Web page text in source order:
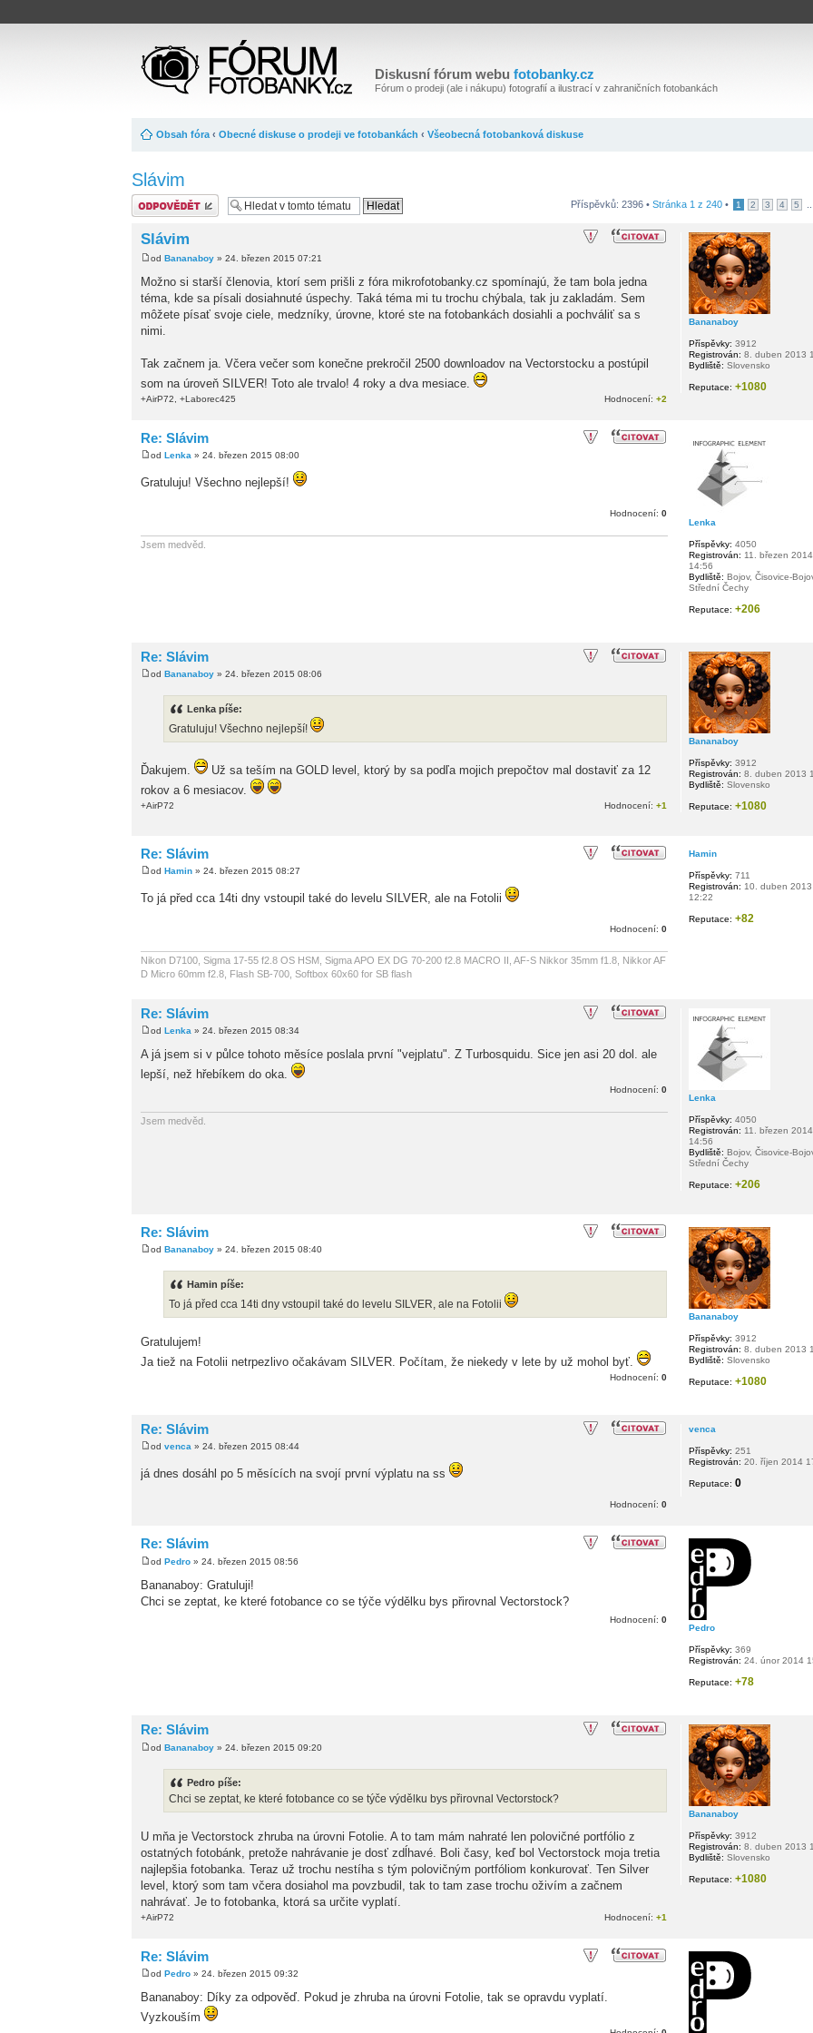
Diskusní fórum webu fotobanky.cz
Fórum o prodeji (ale i nákupu) fotografií a ilustrací v zahraničních fotobankách
Obsah fóra ‹ Obecné diskuse o prodeji ve fotobankách ‹ Všeobecná fotobanková diskuse
Slávim
Odeslat odpověď Příspěvků: 2396 • Stránka 1 z 240 • 1 2 3 4 5
Slávim
od Bananaboy » 24. březen 2015 07:21
Možno si starší členovia, ktorí sem prišli z fóra mikrofotobanky.cz spomínajú, že tam bola jedna
téma, kde sa písali dosiahnuté úspechy. Taká téma mi tu trochu chýbala, tak ju zakladám. Sem
môžete písať svoje ciele, medzníky, úrovne, ktoré ste na fotobankách dosiahli a pochváliť sa s
nimi.
Tak začnem ja. Včera večer som konečne prekročil 2500 downloadov na Vectorstocku a postúpil
som na úroveň SILVER! Toto ale trvalo! 4 roky a dva mesiace.
+AirP72, +Laborec425 Hodnocení: +2
Bananaboy
Příspěvky: 3912
Registrován: 8. duben 2013
Bydliště: Slovensko
Reputace: +1080
Re: Slávim
od Lenka » 24. březen 2015 08:00
Gratuluju! Všechno nejlepší!
Hodnocení: 0
Jsem medvěd.
Lenka
Příspěvky: 4050
Registrován: 11. březen 2014
14:56
Bydliště: Bojov, Čisovice-
Střední Čechy
Reputace: +206
Re: Slávim
od Bananaboy » 24. březen 2015 08:06
Lenka píše:
Gratuluju! Všechno nejlepší!
Ďakujem.
Už sa teším na GOLD level, ktorý by sa podľa mojich prepočtov mal dostaviť za 12
rokov a 6 mesiacov.
+AirP72 Hodnocení: +1
Bananaboy
Příspěvky: 3912
Registrován: 8. duben 2013
Bydliště: Slovensko
Reputace: +1080
Re: Slávim
od Hamin » 24. březen 2015 08:27
To já před cca 14ti dny vstoupil také do levelu SILVER, ale na Fotolii
Hodnocení: 0
Nikon D7100, Sigma 17-55 f2.8 OS HSM, Sigma APO EX DG 70-200 f2.8 MACRO II, AF-S Nikkor 35mm f1.8, Nikkor AF
D Micro 60mm f2.8, Flash SB-700, Softbox 60x60 for SB flash
Hamin
Příspěvky: 711
Registrován: 10. duben 2013
12:22
Reputace: +82
Re: Slávim
od Lenka » 24. březen 2015 08:34
A já jsem si v půlce tohoto měsíce poslala první "vejplatu". Z Turbosquidu. Sice jen asi 20 dol. ale
lepší, než hřebíkem do oka.
Hodnocení: 0
Jsem medvěd.
Lenka
Příspěvky: 4050
Registrován: 11. březen 2014
14:56
Bydliště: Bojov, Čisovice-
Střední Čechy
Reputace: +206
Re: Slávim
od Bananaboy » 24. březen 2015 08:40
Hamin píše:
To já před cca 14ti dny vstoupil také do levelu SILVER, ale na Fotolii
Gratulujem!
Ja tiež na Fotolii netrpezlivo očakávam SILVER. Počítam, že niekedy v lete by už mohol byť.
Hodnocení: 0
Bananaboy
Příspěvky: 3912
Registrován: 8. duben 2013
Bydliště: Slovensko
Reputace: +1080
Re: Slávim
od venca » 24. březen 2015 08:44
já dnes dosáhl po 5 měsících na svojí první výplatu na ss
Hodnocení: 0
venca
Příspěvky: 251
Registrován: 20. říjen 2014
Reputace: 0
Re: Slávim
od Pedro » 24. březen 2015 08:56
Bananaboy: Gratuluji!
Chci se zeptat, ke které fotobance co se týče výdělku bys přirovnal Vectorstock?
Hodnocení: 0
Pedro
Příspěvky: 369
Registrován: 24. únor 2014
Reputace: +78
Re: Slávim
od Bananaboy » 24. březen 2015 09:20
Pedro píše:
Chci se zeptat, ke které fotobance co se týče výdělku bys přirovnal Vectorstock?
U mňa je Vectorstock zhruba na úrovni Fotolie. A to tam mám nahraté len polovičné portfólio z
ostatných fotobánk, pretože nahrávanie je dosť zdĺhavé. Boli časy, keď bol Vectorstock moja tretia
najlepšia fotobanka. Teraz už trochu nestíha s tým polovičným portfóliom konkurovať. Ten Silver
level, ktorý som tam včera dosiahol ma povzbudil, tak to tam zase trochu oživím a začnem
nahrávať. Je to fotobanka, ktorá sa určite vyplatí.
+AirP72 Hodnocení: +1
Bananaboy
Příspěvky: 3912
Registrován: 8. duben 2013
Bydliště: Slovensko
Reputace: +1080
Re: Slávim
od Pedro » 24. březen 2015 09:32
Bananaboy: Díky za odpověď. Pokud je zhruba na úrovni Fotolie, tak se opravdu vyplatí.
Vyzkouším